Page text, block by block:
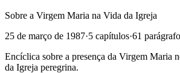
Sobre a Virgem Maria na Vida da Igreja
25 de março de 1987·5 capítulos·61
Encíclica sobre a presença da Virgem Maria
da Igreja peregrina.